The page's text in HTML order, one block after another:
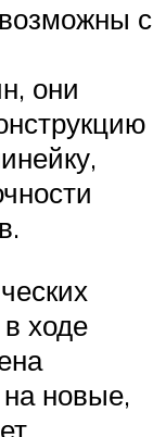
с
они
ходе
новые,